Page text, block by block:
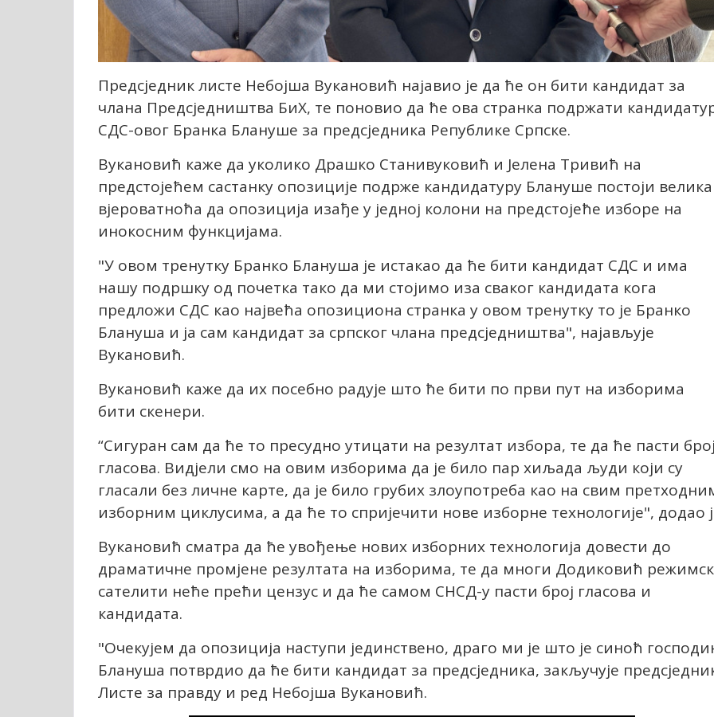
Предсједник листе Небојша Вукановић најавио је да ће он бити кандидат за
члана Предсједништва БиХ, те поновио да ће ова странка подржати
СДС-овог Бранка Блануше за предсједника Републике Српске.
Вукановић каже да уколико Драшко Станивуковић и Јелена Тривић на
предстојећем састанку опозиције подрже кандидатуру Блануше постоји велика
вјероватноћа да опозиција изађе у једној колони на предстојеће изборе на
инокосним функцијама.
"У овом тренутку Бранко Блануша је истакао да ће бити кандидат СДС и има
нашу подршку од почетка тако да ми стојимо иза сваког кандидата кога
предложи СДС као највећа опозициона странка у овом тренутку то је Бранко
Блануша и ја сам кандидат за српског члана предсједништва", најављује
Вукановић.
Вукановић каже да их посебно радује што ће бити по први пут на изборима
бити скенери.
“Сигуран сам да ће то пресудно утицати на резултат избора, те да ће пасти број
гласова. Видјели смо на овим изборима да је било пар хиљада људи који су
гласали без личне карте, да је било грубих злоупотреба као на свим
изборним циклусима, а да ће то спријечити нове изборне технологије", додао
Вукановић сматра да ће увођење нових изборних технологија довести до
драматичне промјене резултата на изборима, те да многи Додиковић
сателити неће прећи цензус и да ће самом СНСД-у пасти број гласова и
кандидата.
"Очекујем да опозиција наступи јединствено, драго ми је што је синоћ
Блануша потврдио да ће бити кандидат за предсједника, закључује
Листе за правду и ред Небојша Вукановић.